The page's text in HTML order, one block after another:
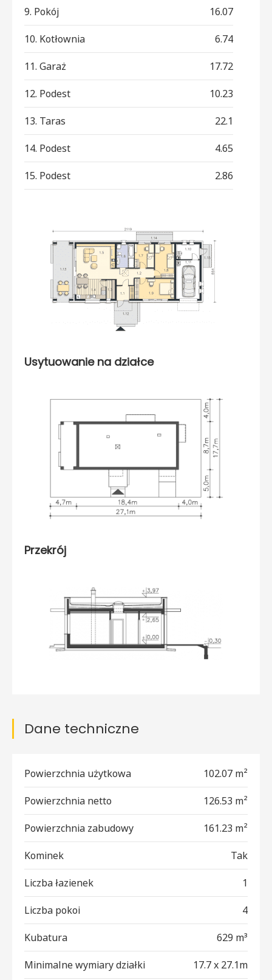
9. Pokój 16.07
10. Kotłownia 6.74
11. Garaż 17.72
12. Podest 10.23
13. Taras 22.1
14. Podest 4.65
15. Podest 2.86
Usytuowanie na działce
Przekrój
Dane techniczne
Powierzchnia użytkowa 102.07 m²
Powierzchnia netto 126.53 m²
Powierzchnia zabudowy 161.23 m²
Kominek Tak
Liczba łazienek 1
Liczba pokoi 4
Kubatura 629 m³
Minimalne wymiary działki 17.7 x 27.1m